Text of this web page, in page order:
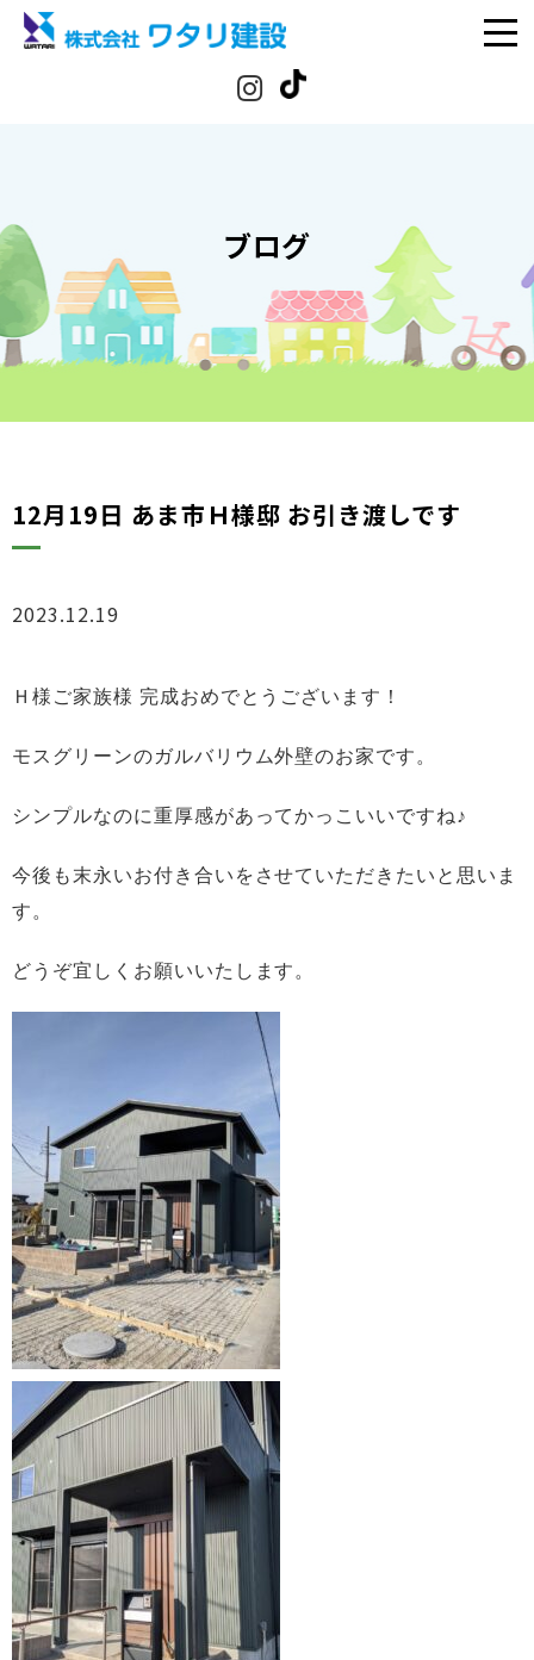
ブログ
12月19日 あま市Ｈ様邸 お引き渡しです
2023.12.19
Ｈ 様ご家族様 完成おめでとうございます！
モスグリーンのガルバリウム外壁のお家です。
シンプルなのに重厚感があってかっこいいですね♪
今後も末永いお付き合いをさせていただきたいと思いま
す。
どうぞ宜しくお願いいたします。